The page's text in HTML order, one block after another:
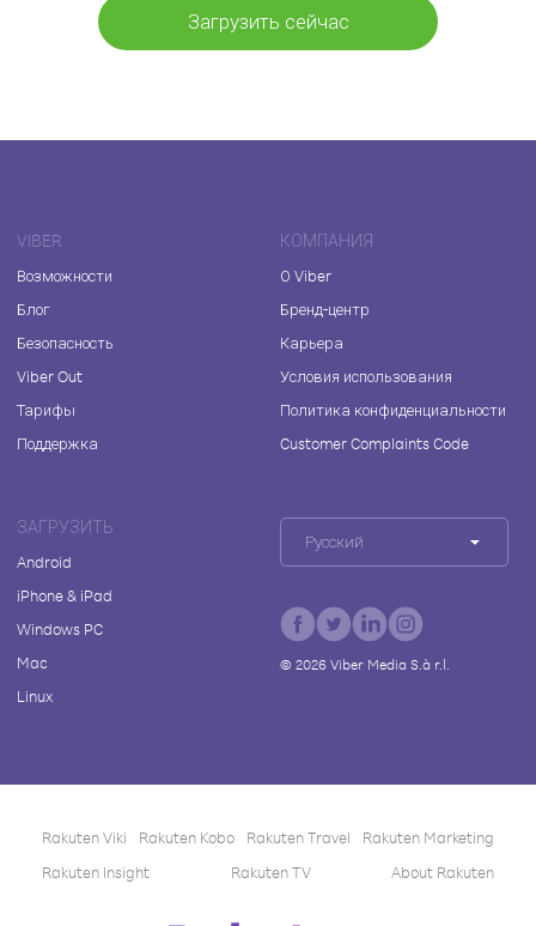
Загрузить сейчас
VIBER
Возможности
Блог
Безопасность
Viber Out
Тарифы
Поддержка
КОМПАНИЯ
О Viber
Бренд-центр
Карьера
Условия использования
Политика конфиденциальности
Customer Complaints Code
ЗАГРУЗИТЬ
Android
iPhone & iPad
Windows PC
Mac
Linux
Русский
© 2026Viber Media S.à r.l.
Rakuten Viki Rakuten Kobo Rakuten Travel
Rakuten Marketing
Rakuten Insight
Rakuten TV About Rakuten